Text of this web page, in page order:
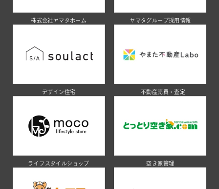
株式会社ヤマタホーム ヤマタグループ採用情報
デザイン住宅 不動産売買・査定
ライフスタイルショップ 空き家管理